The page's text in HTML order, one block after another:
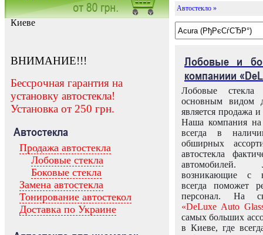
Заказать установку автостекла в
Киеве
ВНИМАНИЕ!!!
Бессрочная гарантия на
установку автостекла!
Установка от 250 грн.
Автостекла
Продажа автостекла
Лобовые стекла
Боковые стекла
Замена автостекла
Тонирование автостекол
Доставка по Украине
Автостекло »
Лобовые и
компаниии
Лобовые
основным видом
является продажа и
Наша компания на
всегда в
обширных
автостекла
возникающие с
всегда поможет
персонал. На
«DeLuxe Auto
самых больших
в Киеве, где